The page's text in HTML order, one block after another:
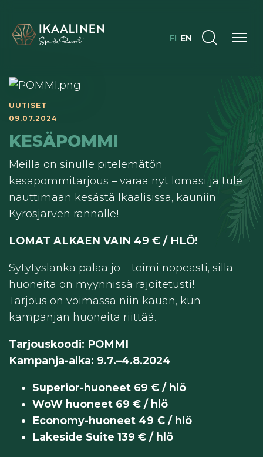
FI EN
UUTISET
09.07.2024
KESÄPOMMI
Meillä on sinulle pitelemätön
kesäpommitarjous – varaa nyt lomasi ja tule
nauttimaan kesästä Ikaalisissa, kauniin
Kyrösjärven rannalle!
LOMAT ALKAEN VAIN 49 € / HLÖ!
Sytytyslanka palaa jo – toimi nopeasti, sillä
huoneita on myynnissä rajoitetusti!
Tarjous on voimassa niin kauan, kun
kampanjan huoneita riittää.
Tarjouskoodi: POMMI
Kampanja-aika: 9.7.–4.8.2024
Superior-huoneet 69 € / hlö
WoW huoneet 69 € / hlö
Economy-huoneet 49 € / hlö
Lakeside Suite 139 € / hlö